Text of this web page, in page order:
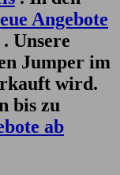
Angebote
. Unsere
Jumper im
wird.
bis zu
ab